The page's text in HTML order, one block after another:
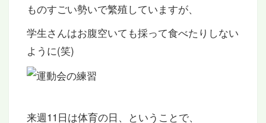
ものすごい勢いで繁殖していますが、
学生さんはお腹空いても採って食べたりしない
ように(笑)
来週11日は体育の日、ということで、